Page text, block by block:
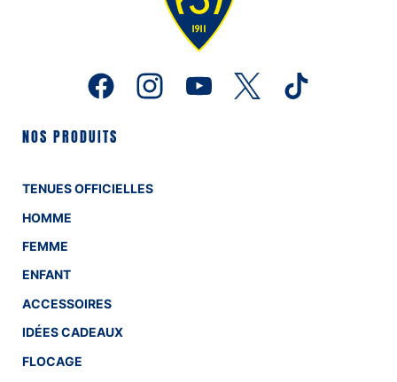
NOS PRODUITS
TENUES OFFICIELLES
HOMME
FEMME
ENFANT
ACCESSOIRES
IDÉES CADEAUX
FLOCAGE